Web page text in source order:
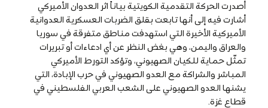
أصدرت الحركة التقدمية الكويتية بياناً اثر العدوان الأميركي
أشارت فيه إلى أنها تابعت بقلق الضربات العسكرية العدوانية
الأميركية الأخيرة التي استهدفت مناطق متفرقة في سوريا
والعراق واليمن، وهي بغض النظر عن أي ادعاءات أو تبريرات
تمثّل حماية للكيان الصهيوني، وتؤكد التورط الأميركي
المباشر والشراكة مع العدو الصهيوني في حرب الإبادة، التي
يشنها العدو الصهيوني على الشعب العربي الفلسطيني في
قطاع غزة.